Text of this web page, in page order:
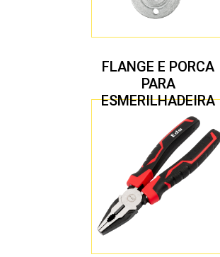
FLANGE E PORCA
PARA
ESMERILHADEIRA
4.1/2″ 20,00 MM